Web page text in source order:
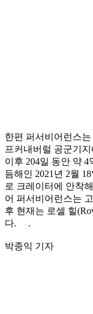
한편 퍼서비어런스는
프커내버럴 공군기
이후 204일 동안 약 4
듬해인 2021년 2월
로 크레이터에 안착
어 퍼서비어런스는
후 현재는 로셀 힐
다. .
박종익 기자